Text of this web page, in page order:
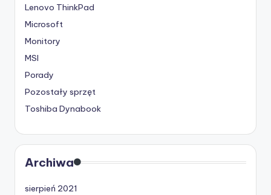
Lenovo ThinkPad
Microsoft
Monitory
MSI
Porady
Pozostały sprzęt
Toshiba Dynabook
Archiwa
sierpień 2021